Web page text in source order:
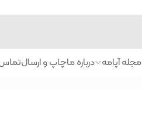
مجله آپامه درباره ماچاپ و ارسالتماس